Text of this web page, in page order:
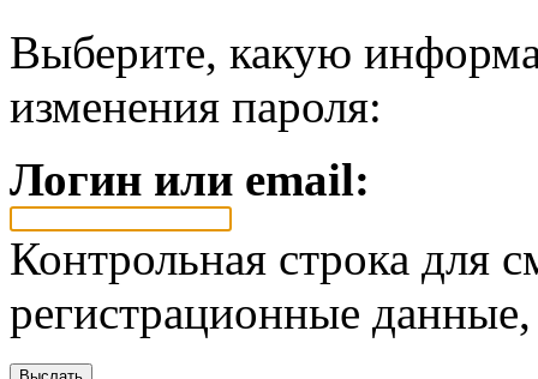
Выберите, какую
изменения пароля:
Логин или email:
Контрольная строка для
регистрационные